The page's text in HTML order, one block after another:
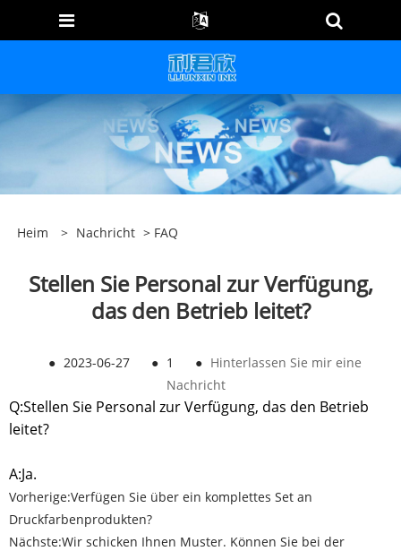
Heim > Nachricht > FAQ
Stellen Sie Personal zur Verfügung,
das den Betrieb leitet?
● 2023-06-27 ● 1 ● Hinterlassen Sie mir eine
Nachricht
Q:Stellen Sie Personal zur Verfügung, das den Betrieb
leitet?
A:Ja.
Vorherige:Verfügen Sie über ein komplettes Set an
Druckfarbenprodukten?
Nächste:Wir schicken Ihnen Muster. Können Sie bei der